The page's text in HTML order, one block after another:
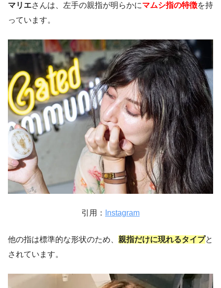
マリエさんは、左手の親指が明らかにマムシ指の特徴を持
っています。
引用： Instagram
他の指は標準的な形状のため、 親指だけに現れるタイプと
されています。